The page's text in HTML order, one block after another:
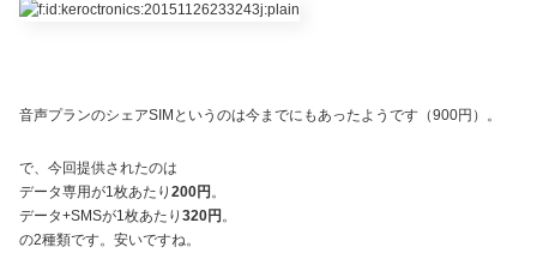
音声プランのシェアSIMというのは今までにもあったようです（900円）。
で、今回提供されたのは
データ専用が1枚あたり 200円 。
データ+SMSが1枚あたり 320円 。
の2種類です。安いですね。